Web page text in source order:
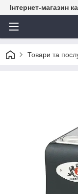
Інтернет-магазин
Товари та